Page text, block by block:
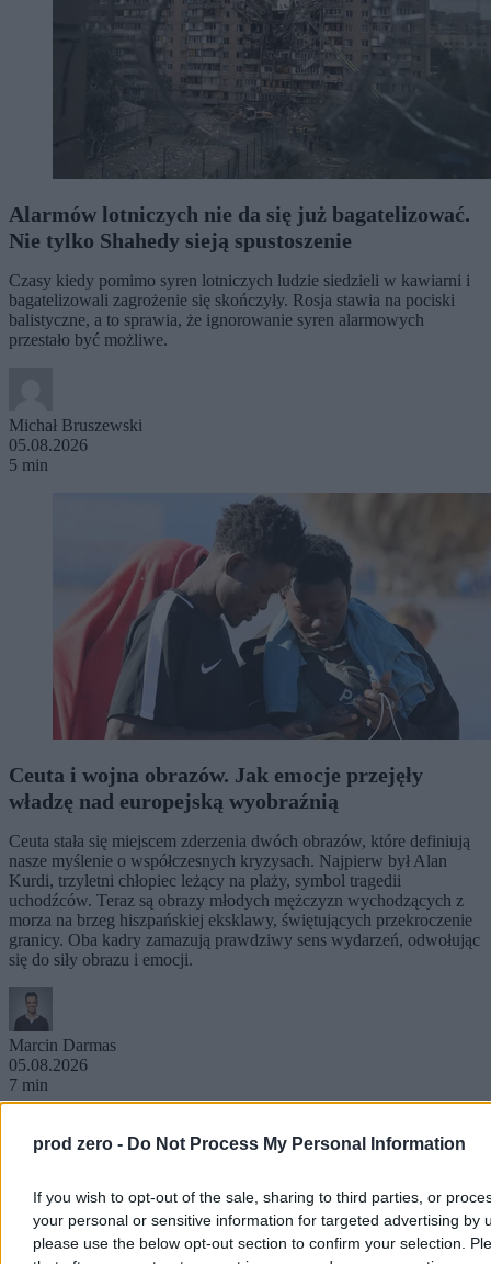
prod zero - Do Not Process My Personal Information
If you wish to opt-out of the sale, sharing to third parties, or
your personal or sensitive information for targeted advertising by
please use the below opt-out section to confirm your selection.
Alarmów lotniczych nie da się już bagatelizować.
Nie tylko Shahedy sieją spustoszenie
Czasy kiedy pomimo syren lotniczych ludzie siedzieli w kawiarni i
bagatelizowali zagrożenie się skończyły. Rosja stawia na pociski
balistyczne, a to sprawia, że ignorowanie syren alarmowych
przestało być możliwe.
Michał Bruszewski
05.08.2026
5 min
Ceuta i wojna obrazów. Jak emocje przejęły
władzę nad europejską wyobraźnią
Ceuta stała się miejscem zderzenia dwóch obrazów, które definiują
nasze myślenie o współczesnych kryzysach. Najpierw był Alan
Kurdi, trzyletni chłopiec leżący na plaży, symbol tragedii
uchodźców. Teraz są obrazy młodych mężczyzn wychodzących z
morza na brzeg hiszpańskiej eksklawy, świętujących przekroczenie
granicy. Oba kadry zamazują prawdziwy sens wydarzeń, odwołując
się do siły obrazu i emocji.
Marcin Darmas
05.08.2026
7 min